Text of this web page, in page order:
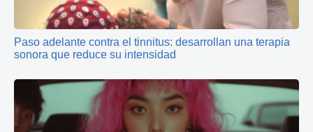
Paso adelante contra el tinnitus: desarrollan una terapia
sonora que reduce su intensidad